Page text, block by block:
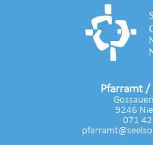
Pfarramt /
9246
071